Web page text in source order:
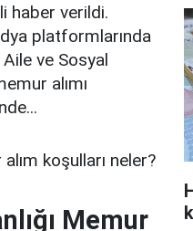
haber verildi.
platformlarında
ve Sosyal
alımı
koşulları neler?
Memur